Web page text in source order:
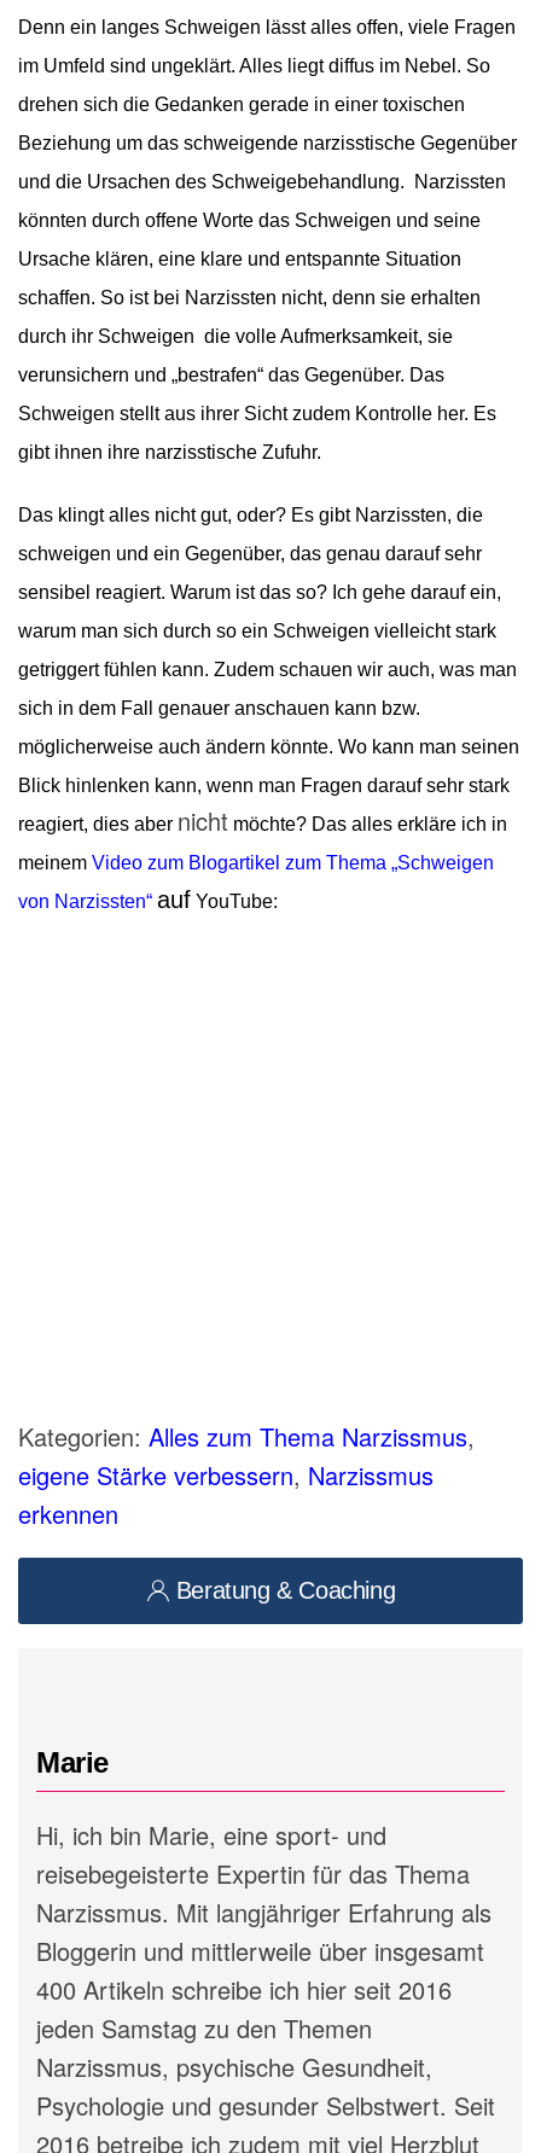
Denn ein langes Schweigen lässt alles offen, viele Fragen
im Umfeld sind ungeklärt. Alles liegt diffus im Nebel. So
drehen sich die Gedanken gerade in einer toxischen
Beziehung um das schweigende narzisstische Gegenüber
und die Ursachen des Schweigebehandlung. Narzissten
könnten durch offene Worte das Schweigen und seine
Ursache klären, eine klare und entspannte Situation
schaffen. So ist bei Narzissten nicht, denn sie erhalten
durch ihr Schweigen die volle Aufmerksamkeit, sie
verunsichern und „bestrafen“ das Gegenüber. Das
Schweigen stellt aus ihrer Sicht zudem Kontrolle her. Es
gibt ihnen ihre narzisstische Zufuhr.
Das klingt alles nicht gut, oder? Es gibt Narzissten, die
schweigen und ein Gegenüber, das genau darauf sehr
sensibel reagiert. Warum ist das so? Ich gehe darauf ein,
warum man sich durch so ein Schweigen vielleicht stark
getriggert fühlen kann. Zudem schauen wir auch, was man
sich in dem Fall genauer anschauen kann bzw.
möglicherweise auch ändern könnte. Wo kann man seinen
Blick hinlenken kann, wenn man Fragen darauf sehr stark
reagiert, dies aber nicht möchte? Das alles erkläre ich in
meinem Video zum Blogartikel zum Thema „Schweigen
von Narzissten“ auf YouTube:
Kategorien: Alles zum Thema Narzissmus,
eigene Stärke verbessern, Narzissmus
erkennen
Beratung & Coaching
Marie
Hi, ich bin Marie, eine sport- und
reisebegeisterte Expertin für das Thema
Narzissmus. Mit langjähriger Erfahrung als
Bloggerin und mittlerweile über insgesamt
400 Artikeln schreibe ich hier seit 2016
jeden Samstag zu den Themen
Narzissmus, psychische Gesundheit,
Psychologie und gesunder Selbstwert. Seit
2016 betreibe ich zudem mit viel Herzblut